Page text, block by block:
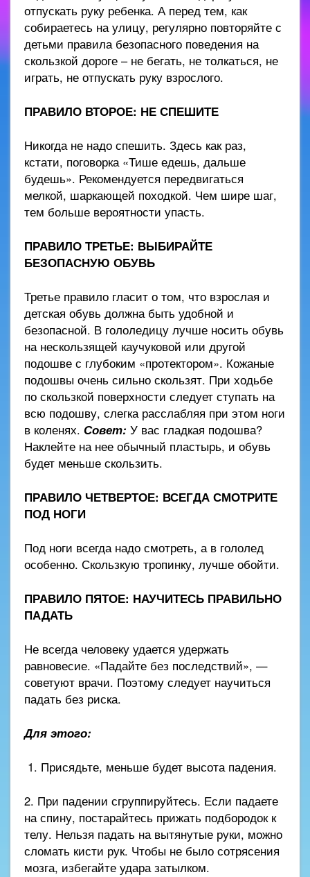
отпускать руку ребенка. А перед тем, как
собираетесь на улицу, регулярно повторяйте с
детьми правила безопасного поведения на
скользкой дороге – не бегать, не толкаться, не
играть, не отпускать руку взрослого.
ПРАВИЛО ВТОРОЕ: НЕ СПЕШИТЕ
Никогда не надо спешить. Здесь как раз,
кстати, поговорка «Тише едешь, дальше
будешь». Рекомендуется передвигаться
мелкой, шаркающей походкой. Чем шире шаг,
тем больше вероятности упасть.
ПРАВИЛО ТРЕТЬЕ: ВЫБИРАЙТЕ
БЕЗОПАСНУЮ ОБУВЬ
Третье правило гласит о том, что взрослая и
детская обувь должна быть удобной и
безопасной. В гололедицу лучше носить обувь
на нескользящей каучуковой или другой
подошве с глубоким «протектором». Кожаные
подошвы очень сильно скользят. При ходьбе
по скользкой поверхности следует ступать на
всю подошву, слегка расслабляя при этом ноги
в коленях. Совет: У вас гладкая подошва?
Наклейте на нее обычный пластырь, и обувь
будет меньше скользить.
ПРАВИЛО ЧЕТВЕРТОЕ: ВСЕГДА СМОТРИТЕ
ПОД НОГИ
Под ноги всегда надо смотреть, а в гололед
особенно. Скользкую тропинку, лучше обойти.
ПРАВИЛО ПЯТОЕ: НАУЧИТЕСЬ ПРАВИЛЬНО
ПАДАТЬ
Не всегда человеку удается удержать
равновесие. «Падайте без последствий», —
советуют врачи. Поэтому следует научиться
падать без риска.
Для этого:
1. Присядьте, меньше будет высота падения.
2. При падении сгруппируйтесь. Если падаете
на спину, постарайтесь прижать подбородок к
телу. Нельзя падать на вытянутые руки, можно
сломать кисти рук. Чтобы не было сотрясения
мозга, избегайте удара затылком.